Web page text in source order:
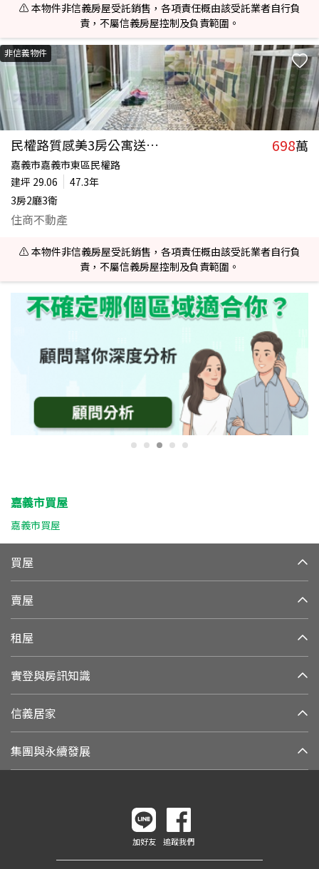
⚠️ 本物件非信義房屋受託銷售，各項責任概由該受託業者自行負
責，不屬信義房屋控制及負責範圍。
非信義物件
民權路質感美3房公寓送六樓 698萬
嘉義市嘉義市東區民權路
建坪 29.06
47.3年
3房2廳3衛
住商不動產
⚠️ 本物件非信義房屋受託銷售，各項責任概由該受託業者自行負
責，不屬信義房屋控制及負責範圍。
嘉義市買屋
嘉義市買屋
買屋
賣屋
租屋
實登與房訊知識
信義居家
集團與永續發展
加好友 追蹤我們